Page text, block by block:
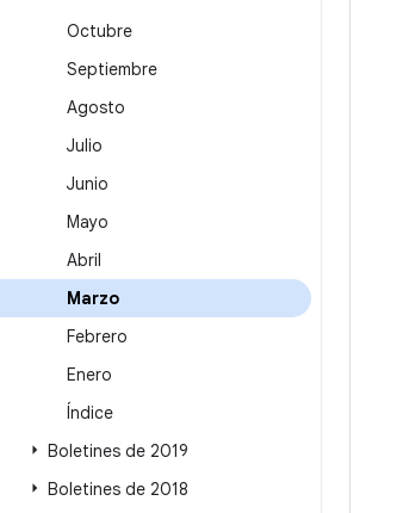
Octubre
Septiembre
Agosto
Julio
Junio
Mayo
Abril
Marzo
Febrero
Enero
Índice
Boletines de 2019
Boletines de 2018